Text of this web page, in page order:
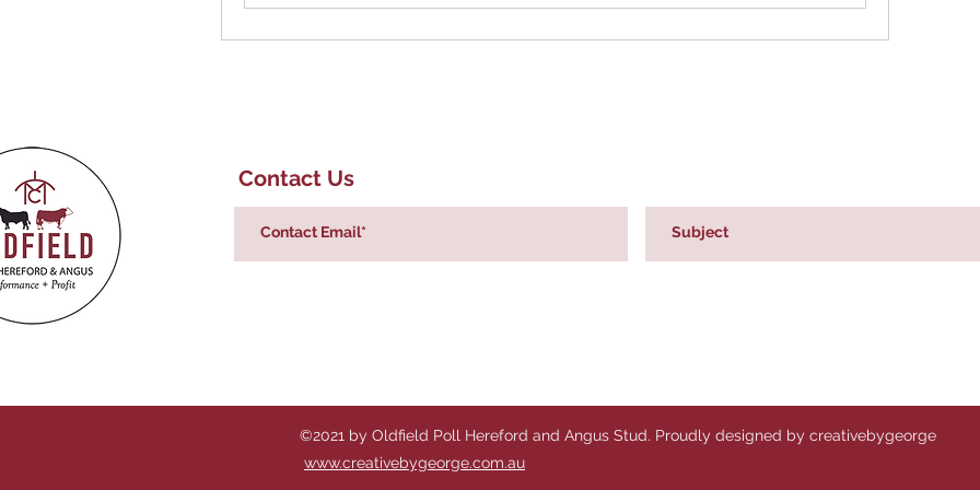
Contact Us
©2021 by Oldfield Poll Hereford and Angus Stud. Proudly designed by creativebygeorge
www.creativebygeorge.com.au